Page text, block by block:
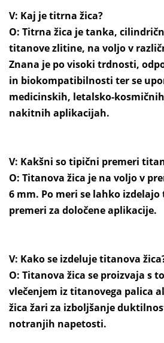
V: Kaj je titrna žica?
O: Titrna žica je tanka,
titanove zlitine, na voljo v
Znana je po visoki trdnosti,
in biokompatibilnosti ter se
medicinskih, letalsko-
nakitnih aplikacijah.
V: Kakšni so tipični premeri
O: Titanova žica je na voljo v
6 mm. Po meri se lahko
premeri za določene aplikacije.
V: Kako se izdeluje titanova
O: Titanova žica se proizvaja s
vlečenjem iz titanovega palica
žica žari za izboljšanje
notranjih napetosti.